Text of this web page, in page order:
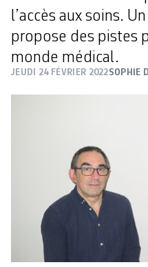
l’accès aux soins.
propose des pistes
monde médical.
JEUDI 24 FÉVRIER 2022SOPHIE